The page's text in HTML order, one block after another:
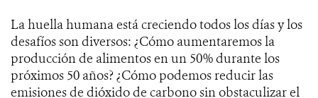
La huella humana está creciendo todos los días y los
desafíos son diversos: ¿Cómo aumentaremos la
producción de alimentos en un 50% durante los
próximos 50 años? ¿Cómo podemos reducir las
emisiones de dióxido de carbono sin obstaculizar el